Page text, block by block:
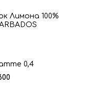
Лимона 100%
0,4